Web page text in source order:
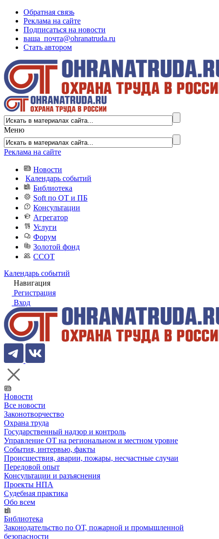
Обратная связь
Реклама на сайте
Подписаться на новости
ваша_почта@ohranatruda.ru
Стать автором
Меню
Реклама на сайте
Новости
Календарь событий
Библиотека
Soft по ОТ и ПБ
Консультации
Агрегатор
Услуги
Форум
Золотой фонд
ССОТ
Календарь событий
Навигация
Регистрация
Вход
Новости
Все новости
Законотворчество
Охрана труда
Государственный надзор и контроль
Управление ОТ на региональном и местном уровне
События, интервью, факты
Происшествия, аварии, пожары, несчастные случаи
Передовой опыт
Консультации и разъяснения
Проекты НПА
Судебная практика
Обо всем
Библиотека
Законодательство по ОТ, пожарной и промышленной
безопасности